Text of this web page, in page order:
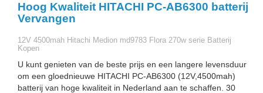
Hoog Kwaliteit HITACHI PC-AB6300 batterij
Vervangen
12V 4500mah Hitachi Medion md9783 Flora 270w serie Batterij
Kopen
U kunt genieten van de beste prijs en een langere levensduur
om een gloednieuwe HITACHI PC-AB6300 (12V,4500mah)
batterij van hoge kwaliteit in Nederland aan te schaffen. 30